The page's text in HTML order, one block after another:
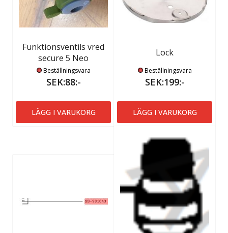
Funktionsventils vred
secure 5 Neo
Beställningsvara
SEK:88:-
LÄGG I VARUKORG
Lock
Beställningsvara
SEK:199:-
LÄGG I VARUKORG